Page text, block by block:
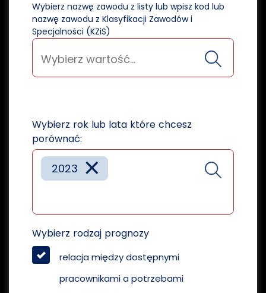
Wybierz nazwę zawodu z listy lub wpisz kod lub
nazwę zawodu z Klasyfikacji Zawodów i
Specjalności (KZiS)
Wybierz rok lub lata które chcesz
porównać:
×
2023
Wybierz rodzaj prognozy
relacja między dostępnymi
pracownikami a potrzebami